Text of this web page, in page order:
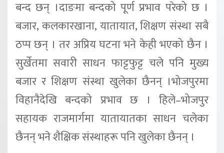
बन्द छन् ।दाङमा बन्दको पूर्ण प्रभाव परेको छ ।
बजार, कलकारखाना, यातायात, शिक्षण संस्था सबै
ठप्प छन् । तर अप्रिय घटना भने केही भएको छैन ।
सुर्खेतमा सवारी साधन फाट्टफुट्ट चले पनि मुख्य
बजार र शिक्षण संस्था खुलेका छैनन् ।भोजपुरमा
विहानैदेखि बन्दको प्रभाव छ । हिले–भोजपुर
सहायक राजमार्गमा यातायातका साधन चलेका
छैनन् भने शैक्षिक संस्थाहरू पनि खुलेका छैनन् ।